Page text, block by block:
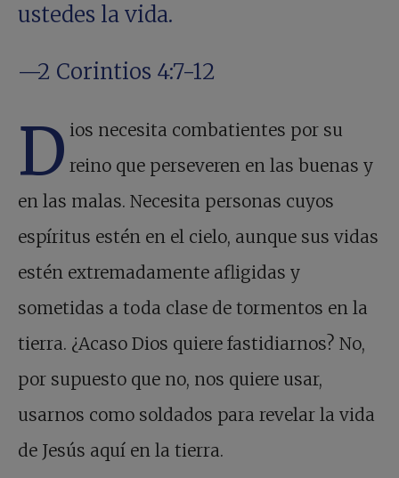
ustedes la vida.
—2 Corintios 4:7-12
D ios necesita combatientes por su
reino que perseveren en las buenas y
en las malas. Necesita personas cuyos
espíritus estén en el cielo, aunque sus vidas
estén extremadamente afligidas y
sometidas a toda clase de tormentos en la
tierra. ¿Acaso Dios quiere fastidiarnos? No,
por supuesto que no, nos quiere usar,
usarnos como soldados para revelar la vida
de Jesús aquí en la tierra.